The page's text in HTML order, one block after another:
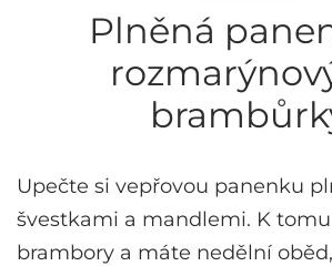
Plněná
Upečte si vepřovou panenku
švestkami a mandlemi. K
brambory a máte nedělní